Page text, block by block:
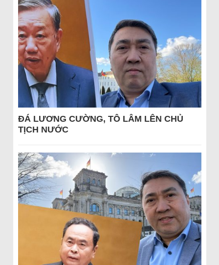
ĐÁ LƯƠNG CƯỜNG, TÔ LÂM LÊN CHỦ
TỊCH NƯỚC